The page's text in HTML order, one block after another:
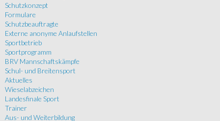
Schutzkonzept
Formulare
Schutzbeauftragte
Externe anonyme Anlaufstellen
Sportbetrieb
Sportprogramm
BRV Mannschaftskämpfe
Schul- und Breitensport
Aktuelles
Wieselabzeichen
Landesfinale Sport
Trainer
Aus- und Weiterbildung